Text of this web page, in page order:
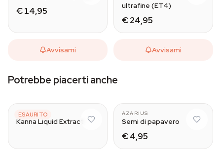
€ 14,95
Avvisami
ultrafine (ET4)
€ 24,95
Avvisami
Potrebbe piacerti anche
ESAURITO
AZARIUS
Kanna Liquid Extract
AZARIUS
Semi di papavero
€ 4,95